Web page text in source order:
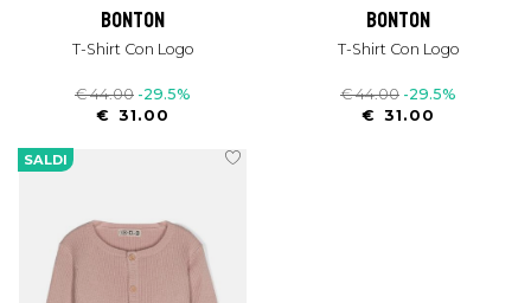
bonton
T-Shirt Con Logo
€ 44.00 -29.5%
€ 31.00
bonton
T-Shirt Con Logo
€ 44.00 -29.5%
€ 31.00
SALDI